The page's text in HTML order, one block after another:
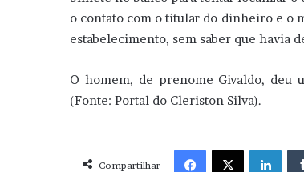
o contato com o titular do dinheiro e o
estabelecimento, sem saber que havia
O homem, de prenome Givaldo, deu
(Fonte: Portal do Cleriston Silva).
Compartilhar
Facebook X Linkedin